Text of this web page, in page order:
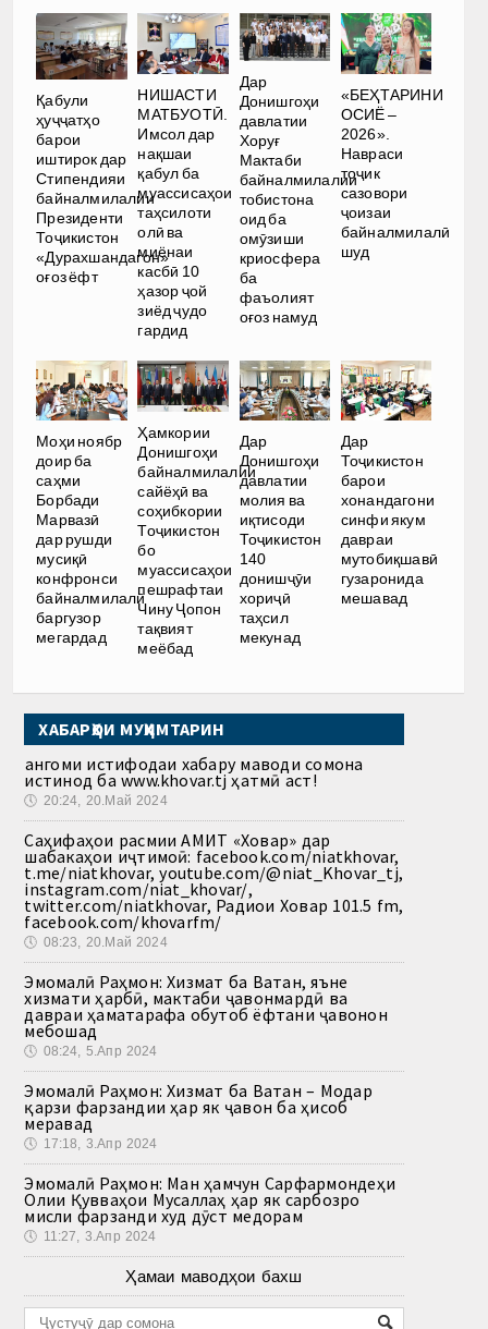
Қабули
ҳуҷҷатҳо
барои
иштирок дар
Стипендияи
байналмилалии
Президенти
Тоҷикистон
«Дурахшандагон»
оғоз ёфт
НИШАСТИ
МАТБУОТӢ.
Имсол дар
нақшаи
қабул ба
муассисаҳои
таҳсилоти
олӣ ва
миёнаи
касбӣ 10
ҳазор ҷой
зиёд ҷудо
гардид
Дар
Донишгоҳи
давлатии
Хоруғ
Мактаби
байналмилалии
тобистона
оид ба
омӯзиши
криосфера
ба
фаъолият
оғоз намуд
«БЕҲТАРИНИ
ОСИЁ –
2026».
Навраси
тоҷик
сазовори
ҷоизаи
байналмилалӣ
шуд
Моҳи ноябр
доир ба
саҳми
Борбади
Марвазӣ
дар рушди
мусиқӣ
конфронси
байналмилалӣ
баргузор
мегардад
Ҳамкории
Донишгоҳи
байналмилалии
сайёҳӣ ва
соҳибкории
Тоҷикистон
бо
муассисаҳои
пешрафтаи
Чину Ҷопон
тақвият
меёбад
Дар
Донишгоҳи
давлатии
молия ва
иқтисоди
Тоҷикистон
140
донишҷӯи
хориҷӣ
таҳсил
мекунад
Дар
Тоҷикистон
барои
хонандагони
синфи якум
давраи
мутобиқшавӣ
гузаронида
мешавад
ХАБАРҲОИ МУҲИМТАРИН
Ҳангоми истифодаи хабару маводи сомона
истинод ба www.khovar.tj ҳатмӣ аст!
🕔 20:24, 20.Май 2024
Саҳифаҳои расмии АМИТ «Ховар» дар
шабакаҳои иҷтимоӣ: facebook.com/niatkhovar,
t.me/niatkhovar, youtube.com/@niat_Khovar_tj,
instagram.com/niat_khovar/,
twitter.com/niatkhovar, Радиои Ховар 101.5 fm,
facebook.com/khovarfm/
🕔 08:23, 20.Май 2024
Эмомалӣ Раҳмон: Хизмат ба Ватан, яъне
хизмати ҳарбӣ, мактаби ҷавонмардӣ ва
давраи ҳаматарафа обутоб ёфтани ҷавонон
мебошад
🕔 08:24, 5.Апр 2024
Эмомалӣ Раҳмон: Хизмат ба Ватан – Модар
қарзи фарзандии ҳар як ҷавон ба ҳисоб
меравад
🕔 17:18, 3.Апр 2024
Эмомалӣ Раҳмон: Ман ҳамчун Сарфармондеҳи
Олии Қувваҳои Мусаллаҳ ҳар як сарбозро
мисли фарзанди худ дӯст медорам
🕔 11:27, 3.Апр 2024
Ҳамаи маводҳои бахш